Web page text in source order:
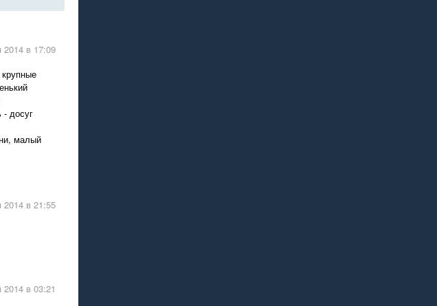
2014 в 17:09
- досуг
малый
2014 в 21:55
в 03:21